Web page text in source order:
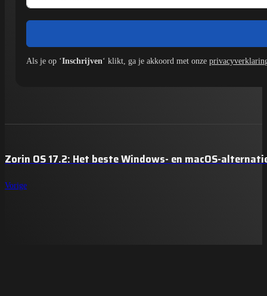
Als je op ‘Inschrijven‘ klikt, ga je akkoord met onze
Vorige
Zorin OS 17.2: Het beste Windows- en macOS-